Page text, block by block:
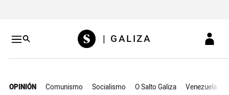
| GALIZA
OPINIÓN Comunismo Socialismo O Salto Galiza Venezuela